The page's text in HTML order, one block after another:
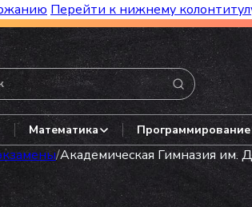
Перейти к нижнему
к топ-школам! Видеоразборы,
Математика Программирование
/Академическая Гимназия им.